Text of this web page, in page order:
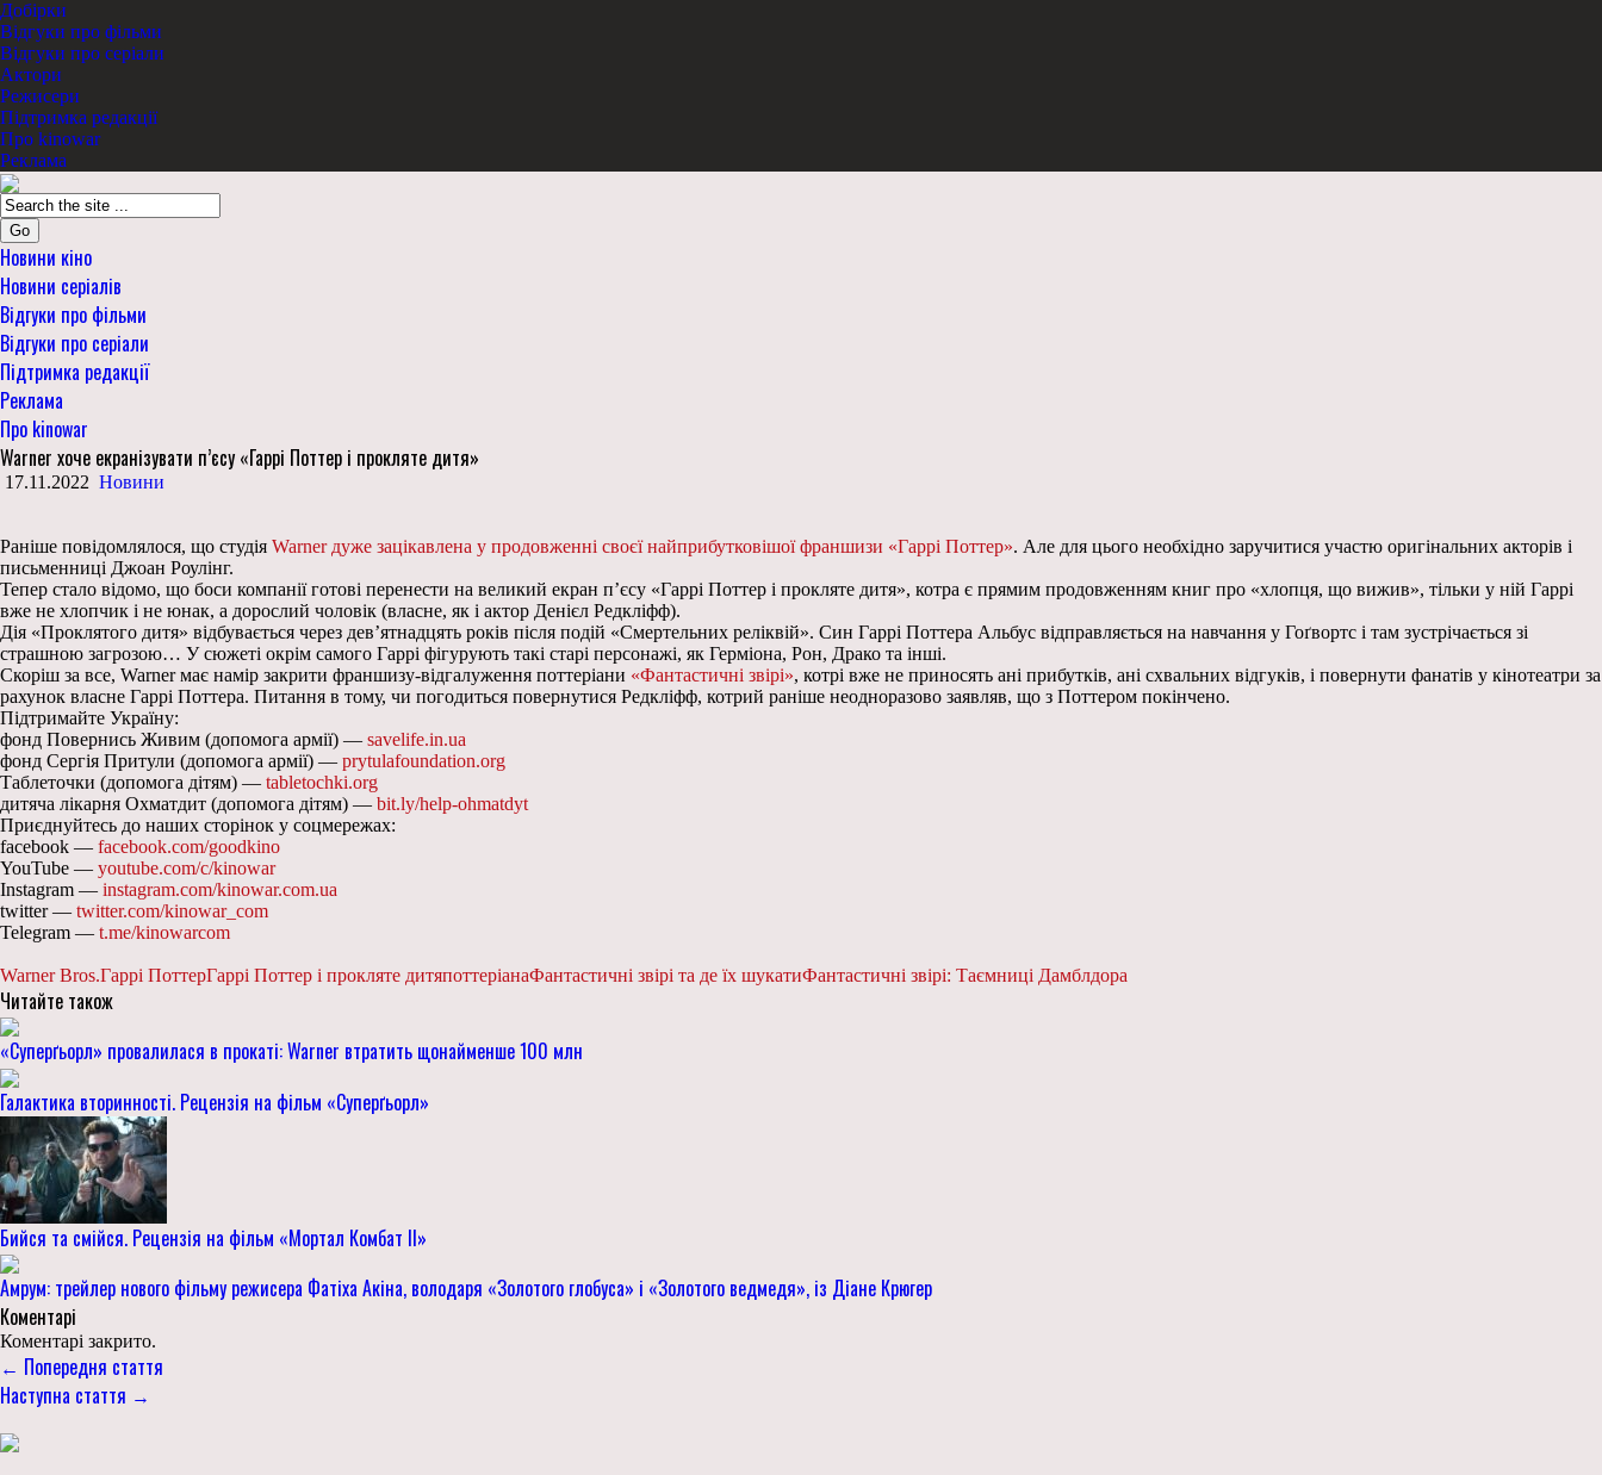
Добірки
Відгуки про фільми
Відгуки про серіали
Актори
Режисери
Підтримка редакції
Про kinowar
Реклама
Go
Новини кіно
Новини серіалів
Відгуки про фільми
Відгуки про серіали
Підтримка редакції
Реклама
Про kinowar
Warner хоче екранізувати п’єсу «Гаррі Поттер і прокляте дитя»
17.11.2022 Новини
Раніше повідомлялося, що студія Warner дуже зацікавлена у продовженні своєї найприбутковішої франшизи «Гаррі Поттер». Але для цього необхідно заручитися участю оригінальних акторів і
письменниці Джоан Роулінг.
Тепер стало відомо, що боси компанії готові перенести на великий екран п’єсу «Гаррі Поттер і прокляте дитя», котра є прямим продовженням книг про «хлопця, що вижив», тільки у ній Гаррі
вже не хлопчик і не юнак, а дорослий чоловік (власне, як і актор Денієл Редкліфф).
Дія «Проклятого дитя» відбувається через дев’ятнадцять років після подій «Смертельних реліквій». Син Гаррі Поттера Альбус відправляється на навчання у Гоґвортс і там зустрічається зі
страшною загрозою… У сюжеті окрім самого Гаррі фігурують такі старі персонажі, як Герміона, Рон, Драко та інші.
Скоріш за все, Warner має намір закрити франшизу-відгалуження поттеріани «Фантастичні звірі», котрі вже не приносять ані прибутків, ані схвальних відгуків, і повернути фанатів у кінотеатри за
рахунок власне Гаррі Поттера. Питання в тому, чи погодиться повернутися Редкліфф, котрий раніше неодноразово заявляв, що з Поттером покінчено.
Підтримайте Україну:
фонд Повернись Живим (допомога армії) — savelife.in.ua
фонд Сергія Притули (допомога армії) — prytulafoundation.org
Таблеточки (допомога дітям) — tabletochki.org
дитяча лікарня Охматдит (допомога дітям) — bit.ly/help-ohmatdyt
Приєднуйтесь до наших сторінок у соцмережах:
facebook — facebook.com/goodkino
YouTube — youtube.com/c/kinowar
Instagram — instagram.com/kinowar.com.ua
twitter — twitter.com/kinowar_com
Telegram — t.me/kinowarcom
Warner Bros.Гаррі ПоттерГаррі Поттер і прокляте дитяпоттеріанаФантастичні звірі та де їх шукатиФантастичні звірі: Таємниці Дамблдора
Читайте також
«Суперґьорл» провалилася в прокаті: Warner втратить щонайменше 100 млн
Галактика вторинності. Рецензія на фільм «Суперґьорл»
Бийся та смійся. Рецензія на фільм «Мортал Комбат ІІ»
Амрум: трейлер нового фільму режисера Фатіха Акіна, володаря «Золотого глобуса» і «Золотого ведмедя», із Діане Крюгер
Коментарі
Коментарі закрито.
← Попередня стаття
Наступна стаття →